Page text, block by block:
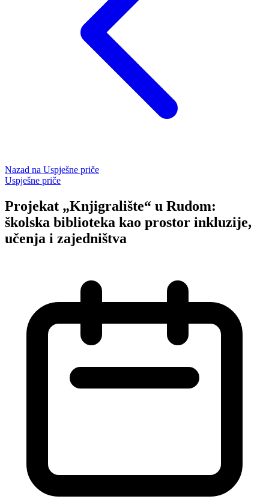
Nazad na Uspješne priče
Uspješne priče
Projekat „Knjigralište“ u Rudom:
školska biblioteka kao prostor inkluzije,
učenja i zajedništva